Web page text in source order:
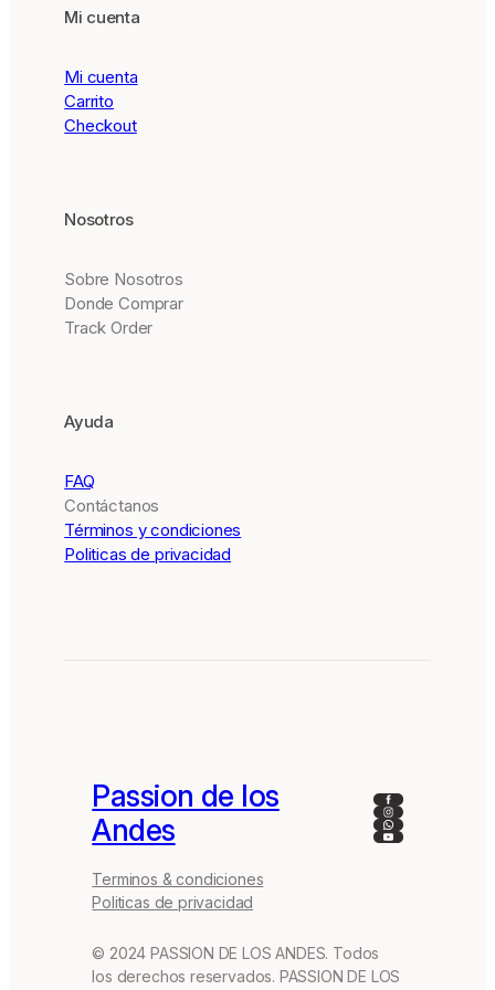
a
p
e
ar
a
Mi cuenta
Mi cuenta
Carrito
Checkout
Nosotros
Sobre Nosotros
Donde Comprar
Track Order
Ayuda
FAQ
Contáctanos
Términos y condiciones
Politicas de privacidad
Passion de los
Andes
Terminos & condiciones
Politicas de privacidad
Facebook
Instagram
WhatsApp
YouTube
© 2024 PASSION DE LOS ANDES. Todos
los derechos reservados. PASSION DE LOS